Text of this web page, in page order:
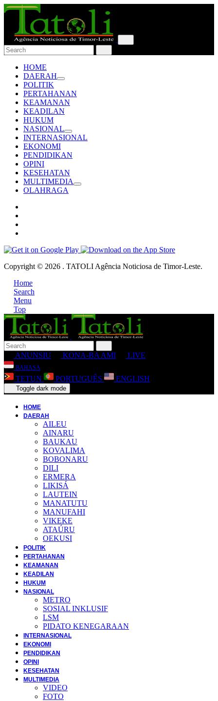
HOME
DAERAH
POLITIK
PERTAHANAN
KEAMANAN
KEADILAN
HUKUM
NASIONAL
INTERNASIONAL
EKONOMI
PENDIDIKAN
OPINI
KESEHATAN
MULTIMEDIA
OLAHRAGA
Copyright © 2026 . TATOLI Agência Noticiosa de Timor-Leste.
Home
Search
Menu
Top
ANUNSIU KONA-BA AMI LIVE
BAHASA
TETUN PORTUGUÊS ENGLISH
Toggle dark mode
HOME
DAERAH
AILEU
AINARU
BAUKAU
KOVALIMA
BOBONARU
DILI
ERMERA
LIKISÁ
LAUTEIN
MANATUTU
MANUFAHI
VIKEKE
ATAÚRU
OEKUSI
POLITIK
PERTAHANAN
KEAMANAN
KEADILAN
HUKUM
NASIONAL
METRO
SOSIAL INKLUSIF
LSM
PIDATO KENEGARAAN
INTERNASIONAL
EKONOMI
PENDIDIKAN
OPINI
KESEHATAN
MULTIMEDIA
VIDEO
FOTO